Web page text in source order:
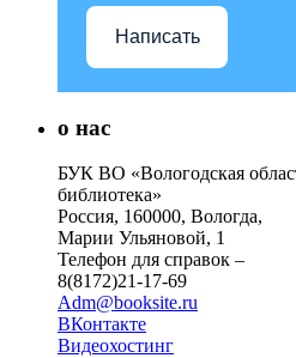
Написать
о нас
БУК ВО «Вологодская
библиотека»
Россия, 160000, Вологда,
Марии Ульяновой, 1
Телефон для справок –
8(8172)21-17-69
Adm@booksite.ru
ВКонтакте
Видеохостинг